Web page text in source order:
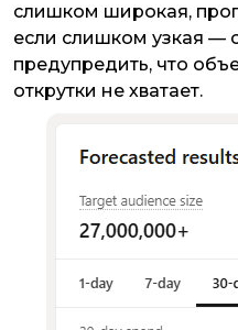
слишком широкая,
если слишком узкая —
предупредить, что
открутки не хватает.